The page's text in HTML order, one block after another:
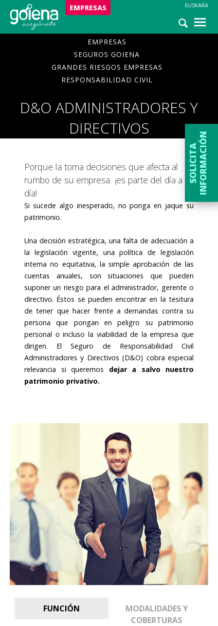
EMPRESAS EUSKARA
NOTICIAS
S
O
L
I
C
I
T
A
I
N
F
O
R
M
A
C
I
ÓN
EMPRESAS
SEGUROS GOIENA
GRANDES RIESGOS EMPRESAS
RESPONSABILIDAD CIVIL
D&O ADMINISTRADORES Y
DIRECTIVOS
Porque la toma decisiones que afecta al
rumbo de su empresa ¡es parte del día a
día!
Si sucede algo inesperado, no ponga en jaque su
patrimonio.
Una decisión estratégica, una falta de adecuación a
la legislación vigente, una política de legislación
interna no equitativa, la simple aprobación de las
cuentas anuales, son situaciones que pueden
suponer un riesgo para el administrador, gerente o
directivo. Éstos se pueden encontrar en la tesitura
de tener que hacer frente a demandas contra su
persona que pongan en peligro su patrimonio
personal o incluso la viabilidad de la empresa que
dirigen. El Seguro de Responsabilidad Civil
Administradores y Directivos (D&O) cobra especial
relevancia si queremos dejar a salvo nuestro
patrimonio privativo.
FUNCIÓN
MODALIDADES Y
COBERTURAS